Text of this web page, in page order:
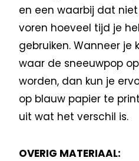
en een waarbij dat
voren hoeveel tijd je
gebruiken. Wanneer je
waar de sneeuwpop
worden, dan kun je
op blauw papier te
uit wat het verschil is.
OVERIG MATERIAAL: